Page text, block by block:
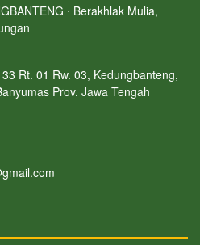
⋅ Berakhlak Mulia,
Rt. 01 Rw. 03, Kedungbanteng,
Prov. Jawa Tengah